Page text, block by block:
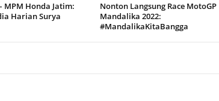
MPM Honda Jatim:
Harian Surya
Nonton Langsung Race MotoGP
Mandalika 2022:
#MandalikaKitaBangga